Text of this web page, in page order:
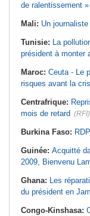
de ralentissement »
Mali: Un
Tunisie: La
président à monter
Maroc: Ceuta - Le
risques avant la
Centrafrique:
mois de retard (RFI)
Burkina Faso:
Guinée: Acquitté
2009, Bienvenu
Ghana: Les
du président en
Congo-Kinshasa: